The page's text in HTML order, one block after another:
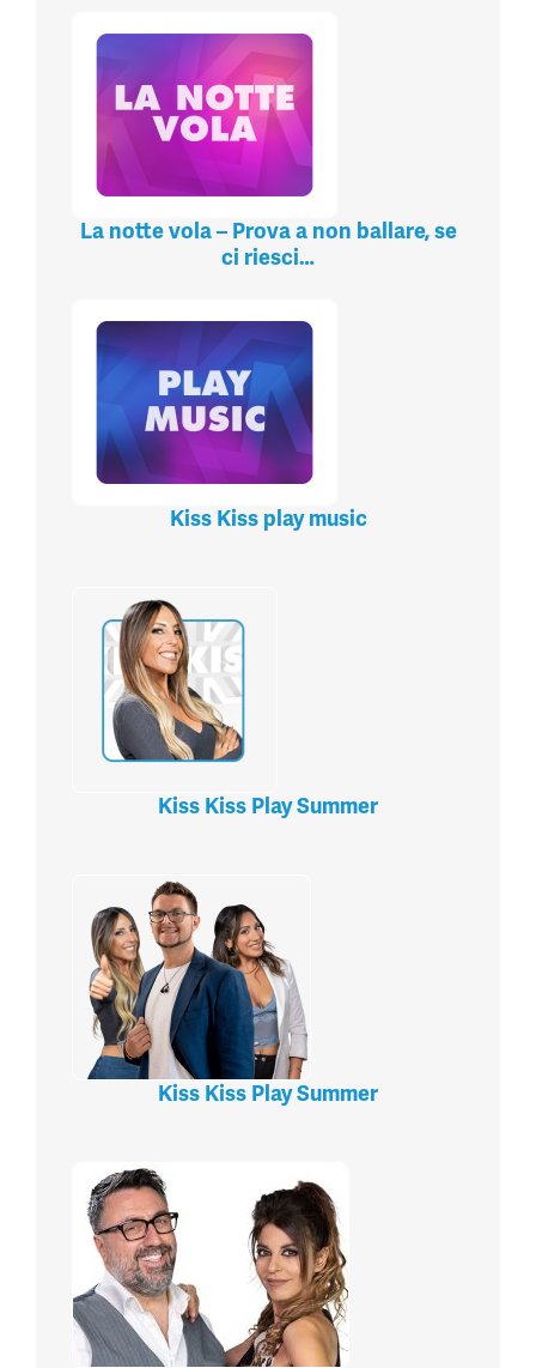
La notte vola – Prova a non ballare, se
ci riesci…
Kiss Kiss play music
Kiss Kiss Play Summer
Kiss Kiss Play Summer